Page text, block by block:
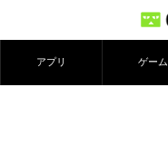
アプリ ゲーム